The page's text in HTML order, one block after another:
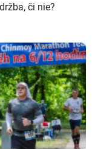
či nie?